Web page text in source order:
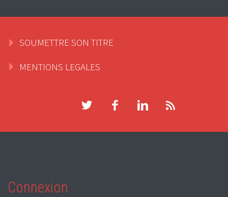
SOUMETTRE SON TITRE
MENTIONS LEGALES
Connexion